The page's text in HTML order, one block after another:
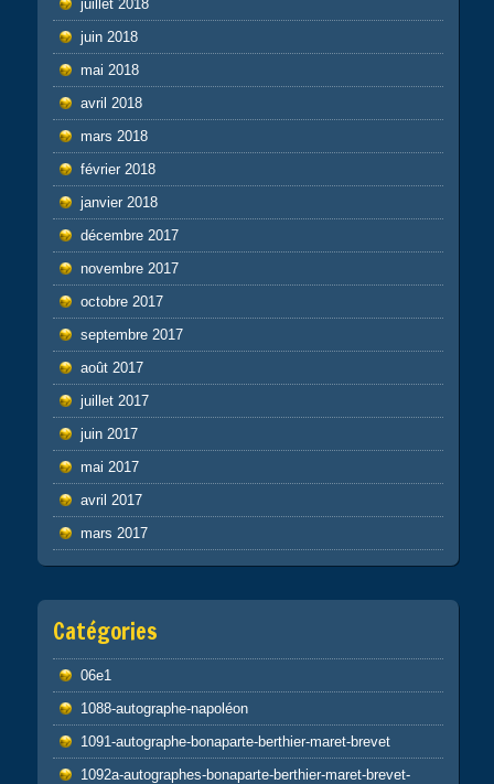
juillet 2018
juin 2018
mai 2018
avril 2018
mars 2018
février 2018
janvier 2018
décembre 2017
novembre 2017
octobre 2017
septembre 2017
août 2017
juillet 2017
juin 2017
mai 2017
avril 2017
mars 2017
Catégories
06e1
1088-autographe-napoléon
1091-autographe-bonaparte-berthier-maret-brevet
1092a-autographes-bonaparte-berthier-maret-brevet-